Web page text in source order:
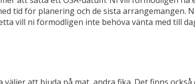
tid för planering och de sista arrangemangen.
vill ni förmodligen inte behöva vänta med till